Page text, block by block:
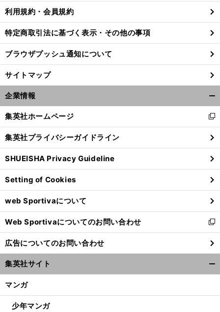
利用規約・会員規約
特定商取引法に基づく表示・その他の事項
ブラウザプッシュ通知について
サイトマップ
企業情報
閉
る
集英社ホームページ
新
し
い
ウ
ィ
ン
ド
ウ
で
開
く
集英社プライバシーガイドライン
SHUEISHA Privacy Guideline
Setting of Cookies
web Sportivaについて
Web Sportivaについてのお問い合わせ
新
し
い
ウ
ィ
ン
ウ
広告についてのお問い合わせ
集英社サイト
マンガ
少年マンガ